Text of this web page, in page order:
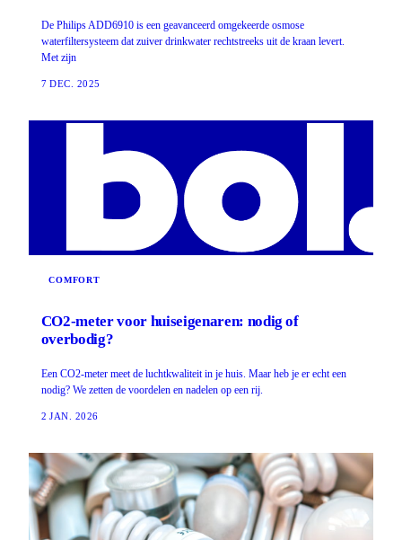
De Philips ADD6910 is een geavanceerd omgekeerde osmose
waterfiltersysteem dat zuiver drinkwater rechtstreeks uit de kraan levert.
Met zijn
7 DEC. 2025
COMFORT
CO2-meter voor huiseigenaren: nodig of
overbodig?
Een CO2-meter meet de luchtkwaliteit in je huis. Maar heb je er echt een
nodig? We zetten de voordelen en nadelen op een rij.
2 JAN. 2026